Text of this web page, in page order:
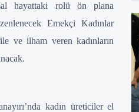
hayattaki rolü ön plana
Emekçi Kadınlar
ve ilham veren kadınların
kadın üreticiler el